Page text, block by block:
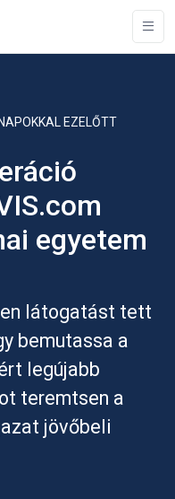
EZELŐTT
egyetem
látogatást tett
bemutassa a
legújabb
teremtsen a
jövőbeli